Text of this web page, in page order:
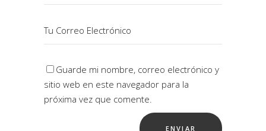
Guarde mi nombre, correo electrónico y
sitio web en este navegador para la
próxima vez que comente.